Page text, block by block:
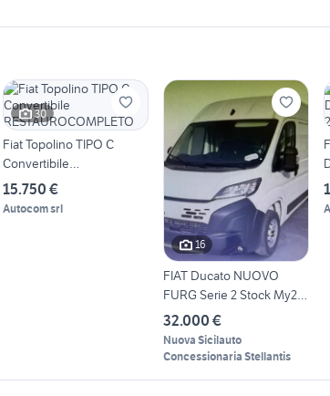
30
Fiat Topolino TIPO C
Convertibile
RESTAUROCOMPLETO
15.750 €
Autocom srl
16
FIAT Ducato NUOVO
FURG Serie 2 Stock My25
Fur...
32.000 €
Nuova Sicilauto
Concessionaria Stellantis